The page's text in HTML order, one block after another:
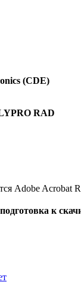
(CDE)
RAD
Adobe Acrobat
к